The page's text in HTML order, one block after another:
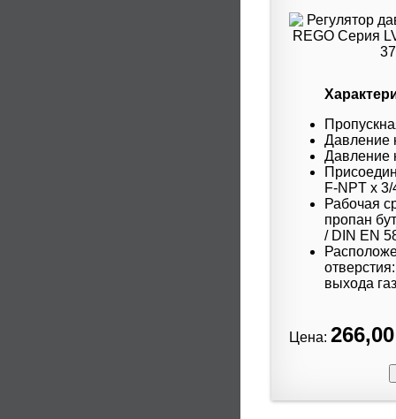
Давление
Давление
F-NPT x 3/
Рабочая
пропан
/ DIN EN
выхода
Цена: